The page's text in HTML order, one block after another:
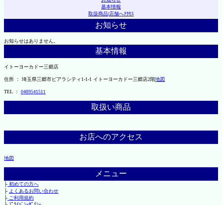
基本情報
取扱商品|店舗へｱｸｾｽ
お知らせ
お知らせはありません。
基本情報
イトーヨーカドー三郷店
住所 ： 埼玉県三郷市ピアラシティ1-1-1 イトーヨーカドー三郷店2階地図
TEL ： 0489541511
取扱い商品
お店へのアクセス
地図
メニュー
├初めての方へ
├ よくあるお問い合わせ
├ご利用規約